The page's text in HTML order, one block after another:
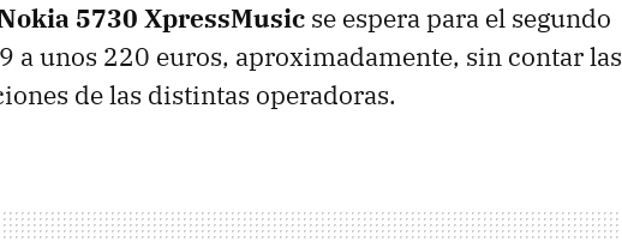
5730 XpressMusic se espera para el segundo
a unos 220 euros, aproximadamente, sin contar las
de las distintas operadoras.